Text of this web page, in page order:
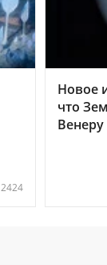
2424
Новое
что